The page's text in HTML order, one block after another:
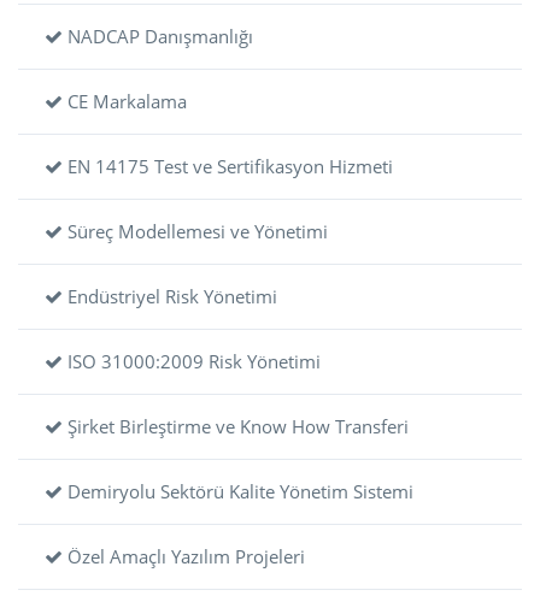
NADCAP Danışmanlığı
CE Markalama
EN 14175 Test ve Sertifikasyon Hizmeti
Süreç Modellemesi ve Yönetimi
Endüstriyel Risk Yönetimi
ISO 31000:2009 Risk Yönetimi
Şirket Birleştirme ve Know How Transferi
Demiryolu Sektörü Kalite Yönetim Sistemi
Özel Amaçlı Yazılım Projeleri